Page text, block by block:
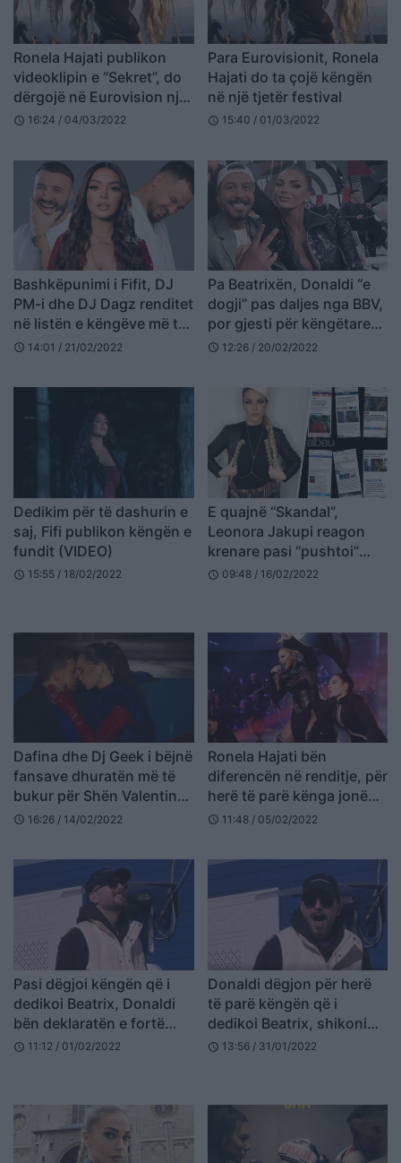
Ronela Hajati publikon
videoklipin e “Sekret”, do
dërgojë në Eurovision një
përrallë (VIDEO)
schedule 16:24 / 04/03/2022
Para Eurovisionit, Ronela
Hajati do ta çojë këngën
në një tjetër festival
schedule 15:40 / 01/03/2022
Bashkëpunimi i Fifit, DJ
PM-i dhe DJ Dagz renditet
në listën e këngëve më të
dëgjuarave në botë
schedule 14:01 / 21/02/2022
Pa Beatrixën, Donaldi “e
dogji” pas daljes nga BBV,
por gjesti për këngëtaren
po bën xhiron e rrjetit
schedule 12:26 / 20/02/2022
Dedikim për të dashurin e
saj, Fifi publikon këngën e
fundit (VIDEO)
schedule 15:55 / 18/02/2022
E quajnë “Skandal”,
Leonora Jakupi reagon
krenare pasi “pushtoi”
mediat serbe me këngën e
schedule 09:48 / 16/02/2022
Dafina dhe Dj Geek i bëjnë
fansave dhuratën më të
bukur për Shën Valentin
(VIDEO)
schedule 16:26 / 14/02/2022
Ronela Hajati bën
diferencën në renditje, për
herë të parë kënga jonë
në “Eurovision” po bën
schedule 11:48 / 05/02/2022
Pasi dëgjoi këngën që i
dedikoi Beatrix, Donaldi
bën deklaratën e fortë
(VIDEO)
schedule 11:12 / 01/02/2022
Donaldi dëgjon për herë
të parë këngën që i
dedikoi Beatrix, shikoni
reagimin (VIDEO)
schedule 13:56 / 31/01/2022